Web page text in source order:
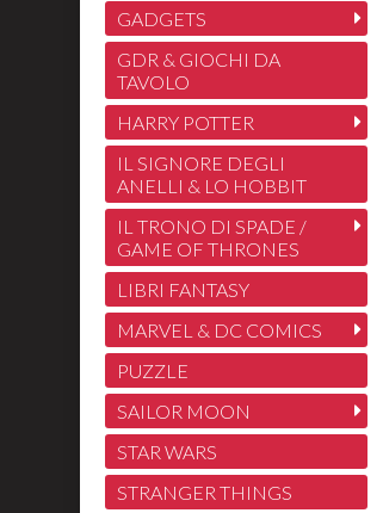
GADGETS
GDR & GIOCHI DA
TAVOLO
HARRY POTTER
IL SIGNORE DEGLI
ANELLI & LO HOBBIT
IL TRONO DI SPADE /
GAME OF THRONES
LIBRI FANTASY
MARVEL & DC COMICS
PUZZLE
SAILOR MOON
STAR WARS
STRANGER THINGS